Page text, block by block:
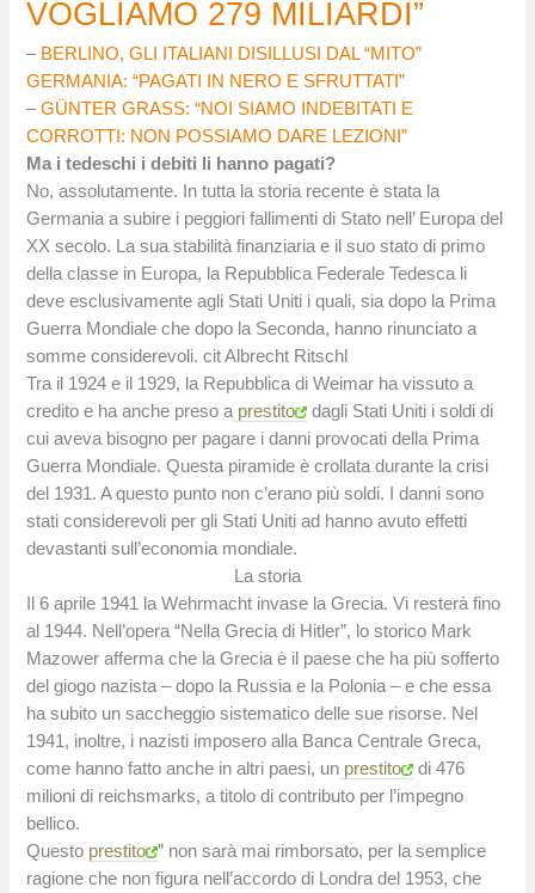
VOGLIAMO 279 MILIARDI”
– BERLINO, GLI ITALIANI DISILLUSI DAL “MITO”
GERMANIA: “PAGATI IN NERO E SFRUTTATI”
–GÜNTER GRASS: “NOI SIAMO INDEBITATI E
CORROTTI: NON POSSIAMO DARE LEZIONI”
Ma i tedeschi i debiti li hanno pagati?
No, assolutamente. In tutta la storia recente è stata la
Germania a subire i peggiori fallimenti di Stato nell’ Europa del
XX secolo. La sua stabilità finanziaria e il suo stato di primo
della classe in Europa, la Repubblica Federale Tedesca li
deve esclusivamente agli Stati Uniti i quali, sia dopo la Prima
Guerra Mondiale che dopo la Seconda, hanno rinunciato a
somme considerevoli. cit Albrecht Ritschl
Tra il 1924 e il 1929, la Repubblica di Weimar ha vissuto a
credito e ha anche preso a prestito
dagli Stati Uniti i soldi di
cui aveva bisogno per pagare i danni provocati della Prima
Guerra Mondiale. Questa piramide è crollata durante la crisi
del 1931. A questo punto non c’erano più soldi. I danni sono
stati considerevoli per gli Stati Uniti ad hanno avuto effetti
devastanti sull’economia mondiale.
La storia
Il 6 aprile 1941 la Wehrmacht invase la Grecia. Vi resterà fino
al 1944. Nell’opera “Nella Grecia di Hitler”, lo storico Mark
Mazower afferma che la Grecia è il paese che ha più sofferto
del giogo nazista – dopo la Russia e la Polonia – e che essa
ha subito un saccheggio sistematico delle sue risorse. Nel
1941, inoltre, i nazisti imposero alla Banca Centrale Greca,
come hanno fatto anche in altri paesi, un prestito
di 476
milioni di reichsmarks, a titolo di contributo per l’impegno
bellico.
Questo prestito
” non sarà mai rimborsato, per la semplice
ragione che non figura nell’accordo di Londra del 1953, che